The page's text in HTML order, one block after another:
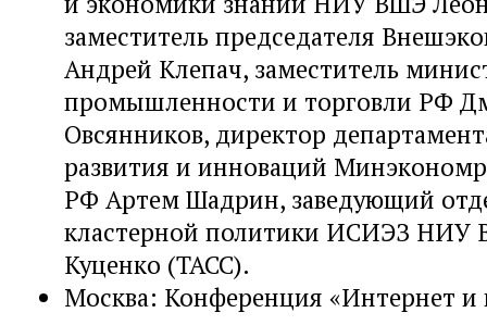
заместитель председателя
Андрей Клепач, заместитель
промышленности и торговли РФ
Овсянников, директор
развития и инноваций
РФ Артем Шадрин, заведующий
кластерной политики ИСИЭЗ НИУ
Куценко (ТАСС).
Москва: Конференция «Интернет и